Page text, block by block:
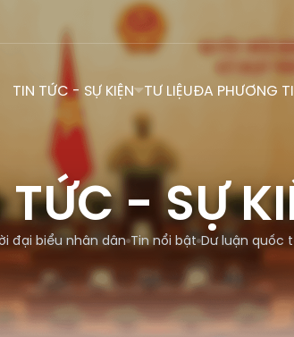
TIN TỨC - SỰ KIỆN TƯ LIỆUĐA PHƯƠNG
TỨC - SỰ
đại biểu nhân dân Tin nổi bật Dư luận quốc